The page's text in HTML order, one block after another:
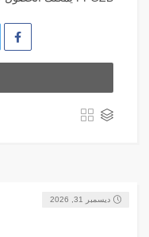
ديسمبر 31, 2026